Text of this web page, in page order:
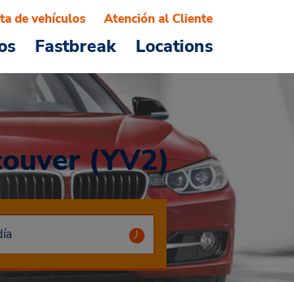
Fastbreak Locations
de vehículos Atención al Cliente
(YV2)